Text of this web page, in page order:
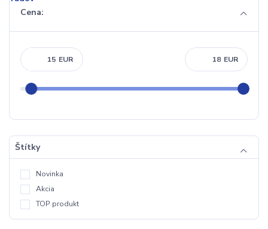
Cena:
EUR EUR
Štítky
Novinka
Akcia
TOP produkt